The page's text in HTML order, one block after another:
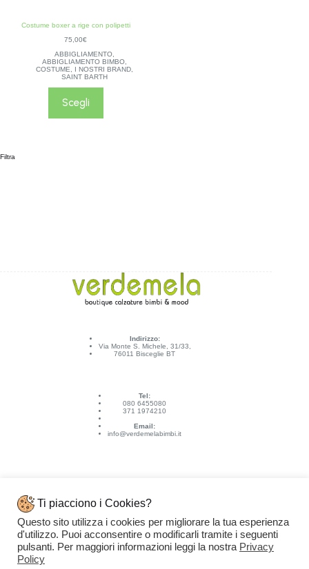
Costume boxer a rige con polipetti
75,00€
ABBIGLIAMENTO,
ABBIGLIAMENTO BIMBO,
COSTUME
I NOSTRI BRAND,
SAINT BARTH
Scegli
Filtra
Indirizzo:
Via Monte S. Michele, 31/33,
76011 Bisceglie BT
Tel:
080 6455080
371 1974210
Email:
info@verdemelabimbi.it
Link Utili
Spedizioni e pagamenti
Condizioni di vendita
Ti piacciono i Cookies?
Questo sito utilizza i cookies per migliorare la tua esperienza
d'utilizzo. Puoi acconsentire o modificarli tramite i seguenti
pulsanti. Per maggiori informazioni leggi la nostra Privacy
Policy